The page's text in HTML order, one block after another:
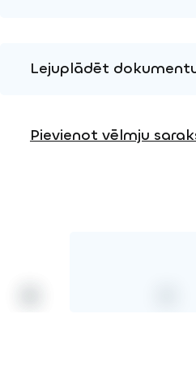
Lejuplādēt
Pievienot vēlmju